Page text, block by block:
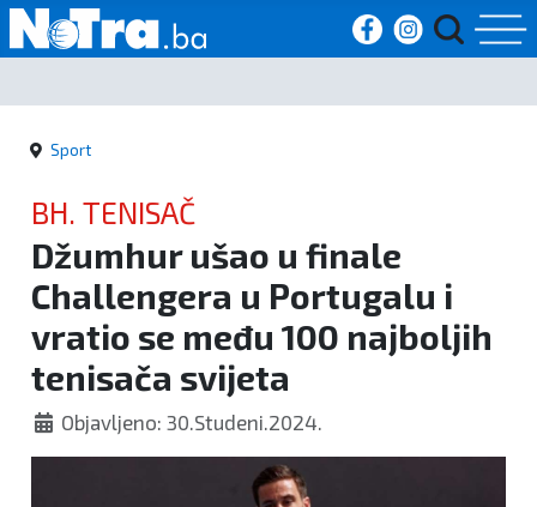
Početna
Vijesti
Sport
Kultura
Crna
kronika
Politika
Sport
BH. TENISAČ
Džumhur ušao u finale
Challengera u Portugalu i
vratio se među 100 najboljih
tenisača svijeta
Objavljeno: 30.Studeni.2024.